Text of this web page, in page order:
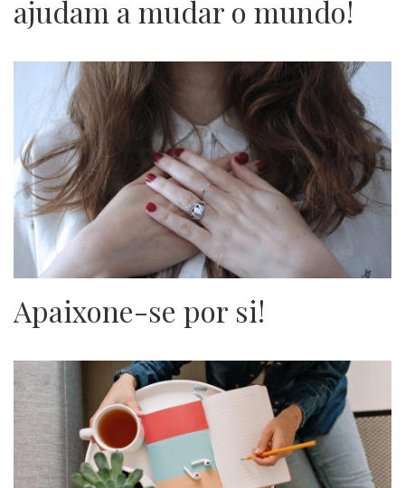
ajudam a mudar o mundo!
Apaixone-se por si!